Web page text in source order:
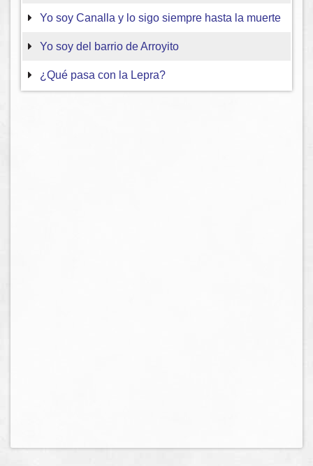
Yo soy Canalla y lo sigo siempre hasta la muerte
Yo soy del barrio de Arroyito
¿Qué pasa con la Lepra?